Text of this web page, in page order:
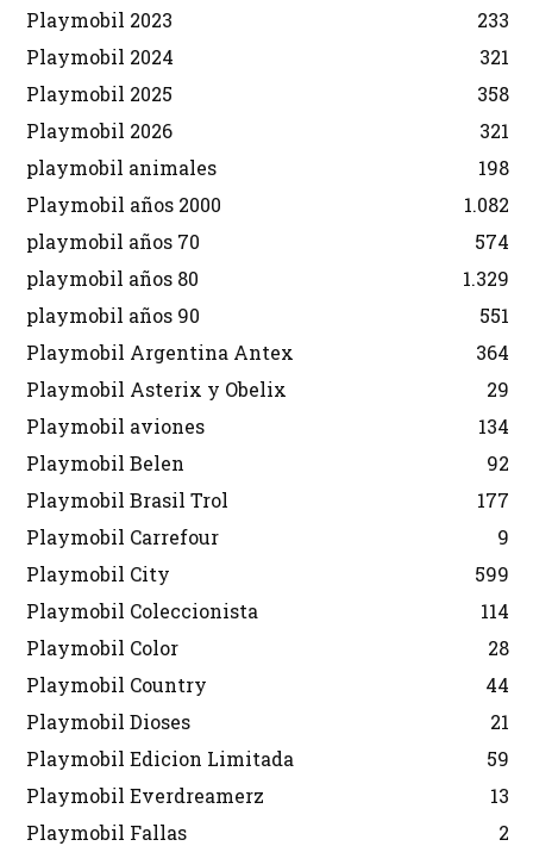
Playmobil 2023
233
Playmobil 2024
321
Playmobil 2025
358
Playmobil 2026
321
playmobil animales
198
Playmobil años 2000
1.082
playmobil años 70
574
playmobil años 80
1.329
playmobil años 90
551
Playmobil Argentina Antex
364
Playmobil Asterix y Obelix
29
Playmobil aviones
134
Playmobil Belen
92
Playmobil Brasil Trol
177
Playmobil Carrefour
9
Playmobil City
599
Playmobil Coleccionista
114
Playmobil Color
28
Playmobil Country
44
Playmobil Dioses
21
Playmobil Edicion Limitada
59
Playmobil Everdreamerz
13
Playmobil Fallas
2